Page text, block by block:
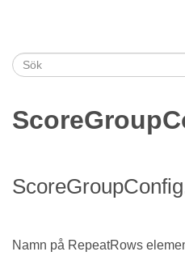
Namn på RepeatRows